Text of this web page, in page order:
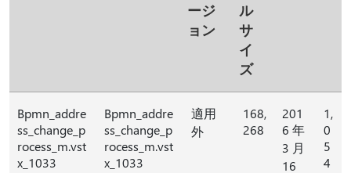
ージ
ョン
ル
サ
イ
ズ
Bpmn_addre
ss_change_p
rocess_m.vst
x_1033
Bpmn_addre
ss_change_p
rocess_m.vst
x_1033
適用
外
168,
268
201
6 年
3 月
16
1,
0
5
4